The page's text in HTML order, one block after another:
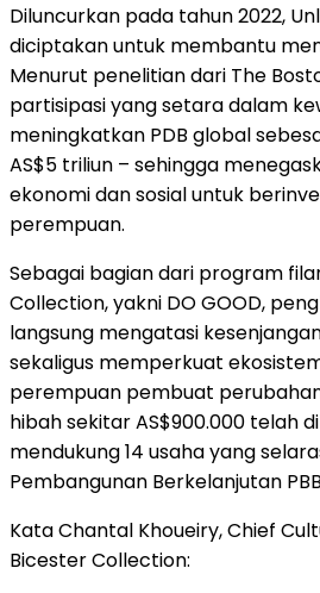
Diluncurkan pada tahun 2022,
diciptakan untuk membantu
Menurut penelitian dari The
partisipasi yang setara dalam
meningkatkan PDB global
AS$5 triliun – sehingga
ekonomi dan sosial untuk
perempuan.
Sebagai bagian dari program
Collection, yakni DO GOOD,
langsung mengatasi
sekaligus memperkuat
perempuan pembuat
hibah sekitar AS$900.000 telah
mendukung 14 usaha yang
Pembangunan Berkelanjutan
Kata Chantal Khoueiry, Chief
Bicester Collection: